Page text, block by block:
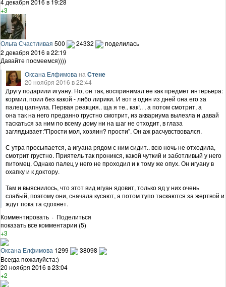
4 декабря 2016 в 19:28
+3
Ольга Счастливая 500 24332
поделилась
2 декабря 2016 в 22:19
Давайте посмеемся))))
Оксана Елфимова на Стене
20 ноября 2016 в 22:44
Другу подарили игуану. Но, он так, воспринимал ее как предмет интерьера:
кормил, поил без какой - либо лирики. И вот в один из дней она его за
палец цапнула. Первая реакция.. ща я те.. как!.. , а потом смотрит, а
она так на него преданно грустно смотрит, из аквариума вылезла и давай
таскаться за ним по всему дому ни на шаг не отходит, в глаза
заглядывает:"Прости мол, хозяин? прости". Он аж расчувствовался.
С утра просыпается, а игуана рядом с ним сидит.. всю ночь не отходила,
смотрит грустно. Приятель так проникся, какой чуткий и заботливый у него
питомец. Однако палец у него не проходил и к тому же опух. Он игуану в
охапку и к доктору.
Там и выяснилось, что этот вид игуан ядовит, только яд у них очень
слабый, поэтому они, сначала кусают, а потом тупо таскаются за жертвой и
ждут пока та сдохнет.
Комментировать · Поделиться
показать все комментарии (5)
+3
Оксана Елфимова 1299
38098
Всегда пожалуйста:)
20 ноября 2016 в 23:04
+2